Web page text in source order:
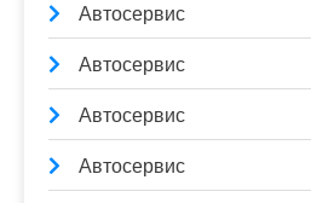
Автосервис
Автосервис
Автосервис
Автосервис